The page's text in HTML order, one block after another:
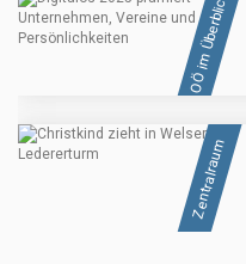
OÖ im Überblick
Zentralraum